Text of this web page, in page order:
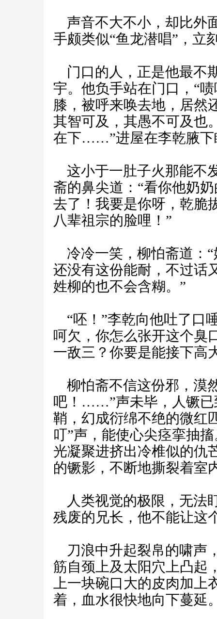
声音不大不小，却比外
手颇类似“鱼龙潜唱”，立
门口的人，正是他最不
宇。他负手站在门口，“
膝，被呼来唤去地，居然
其智可及，其愚不可及也
在下……”进屋在李乾腋下
这小于一肚子火那能不
斋的鼻尖道：“看你他奶
去了！我要是你呀，乾脆
八辈祖宗的脸哩！”
冷冷一笑，柳怕斋道：
还没有这份能耐，不过话
姓柳的也不会含糊。”
“呸！”李乾向他吐了口
呵欠，你怎么张开这个臭
一敌三？你要是能接下高
柳怕斋不信这份邪，漠
吧！……”声未毕，人镢已
鞘，幻成衍绵不绝的微红
叮”声，能使心尖痉挛抽
光凝聚进挤出冷椎似的仇
的镢影，不断地撕裂着室
人类视觉的极限，无法
残废的兄长，他不能让这
刀浪中升起裂帛的啸声
筋自颈上及太阳穴上凸
上一块碗口大的皮肉加上
着，血水很快地向下蔓延